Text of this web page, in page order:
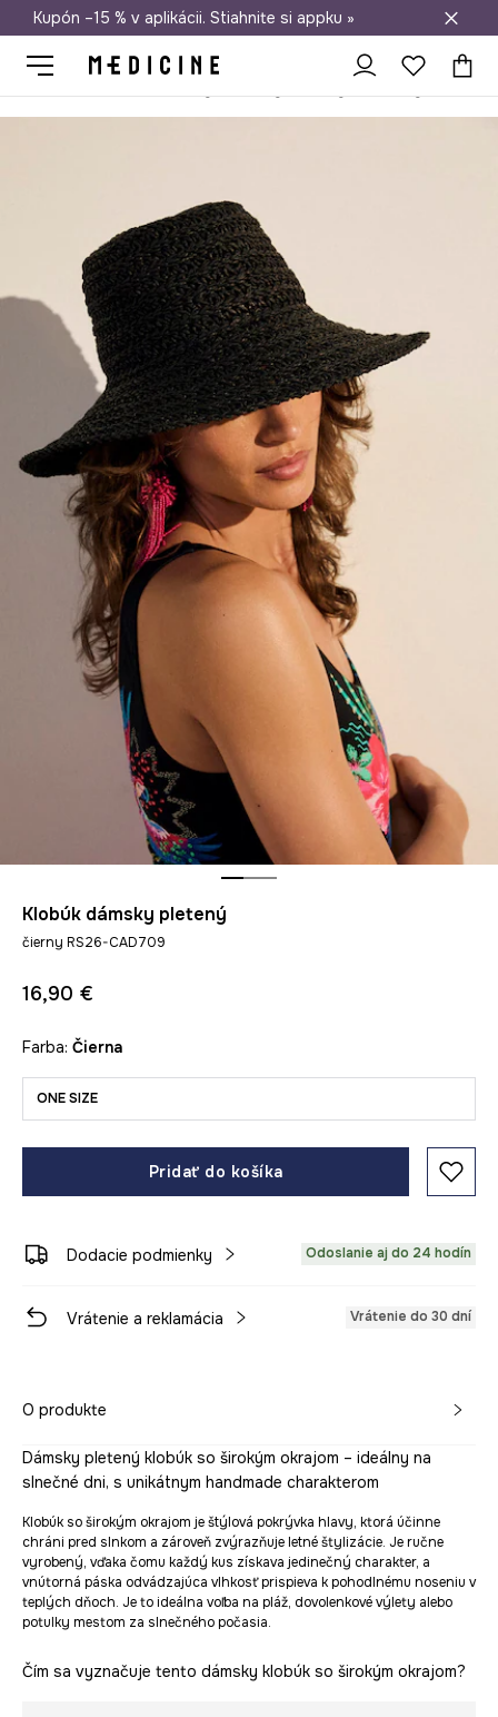
Doprava zadarmo od 50 €
Kupón –15 % v aplikácii. Stiahnite si appku »
Klobúk dámsky pletený
čierny RS26-CAD709
16,90 €
Farba: čierna
ONE SIZE
Pridať do košíka
Dodacie podmienky Odoslanie aj do 24 hodín
Vrátenie a reklamácia Vrátenie do 30 dní
O produkte
Dámsky pletený klobúk so širokým okrajom – ideálny na
slnečné dni, s unikátnym handmade charakterom
Klobúk so širokým okrajom je štýlová pokrývka hlavy, ktorá účinne
chráni pred slnkom a zároveň zvýrazňuje letné štylizácie. Je ručne
vyrobený, vďaka čomu každý kus získava jedinečný charakter, a
vnútorná páska odvádzajúca vlhkosť prispieva k pohodlnému noseniu v
teplých dňoch. Je to ideálna voľba na pláž, dovolenkové výlety alebo
potulky mestom za slnečného počasia.
Čím sa vyznačuje tento dámsky klobúk so širokým okrajom?